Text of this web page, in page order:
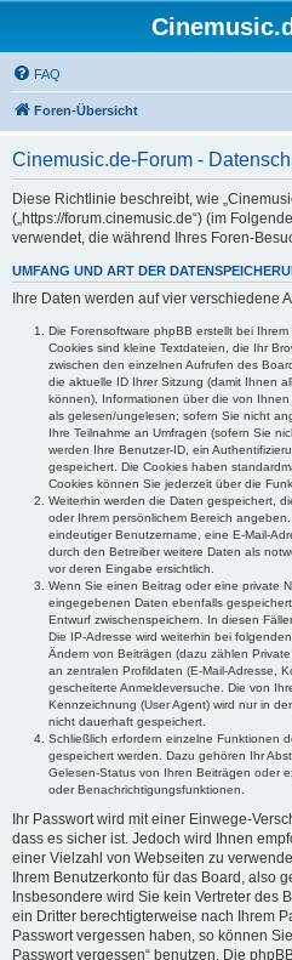
FAQ
Foren-Übersicht
Cinemusic.de-Forum -
Diese Richtlinie beschreibt, wie
(„https://forum.cinemusic.de“) (im
verwendet, die während Ihres Foren-
UMFANG UND ART DER
Ihre Daten werden auf vier verschiedene
Die Forensoftware phpBB erstellt bei
Cookies sind kleine Textdateien, die Ihr
zwischen den einzelnen Aufrufen des
die aktuelle ID Ihrer Sitzung (damit Ihnen
können), Informationen über die von
als gelesen/ungelesen; sofern Sie nicht
Ihre Teilnahme an Umfragen (sofern Sie
werden Ihre Benutzer-ID, ein
gespeichert. Die Cookies haben
Cookies können Sie jederzeit über die
Weiterhin werden die Daten gespeichert,
oder Ihrem persönlichem Bereich
eindeutiger Benutzername, eine E-Mail-
durch den Betreiber weitere Daten als
vor deren Eingabe ersichtlich.
Wenn Sie einen Beitrag oder eine private
eingegebenen Daten ebenfalls
Entwurf zwischenspeichern. In diesen
Die IP-Adresse wird weiterhin bei
Ändern von Beiträgen (dazu zählen
an zentralen Profildaten (E-Mail-Adresse,
gescheiterte Anmeldeversuche. Die von
Kennzeichnung (User Agent) wird nur in
nicht dauerhaft gespeichert.
Schließlich erfordern einzelne Funktionen
gespeichert werden. Dazu gehören Ihr
Gelesen-Status von Ihren Beiträgen oder
oder Benachrichtigungsfunktionen.
Ihr Passwort wird mit einer Einwege-
dass es sicher ist. Jedoch wird Ihnen
einer Vielzahl von Webseiten zu
Ihrem Benutzerkonto für das Board, also
Insbesondere wird Sie kein Vertreter des
ein Dritter berechtigterweise nach Ihrem
Passwort vergessen haben, so können
Passwort vergessen“ benutzen. Die